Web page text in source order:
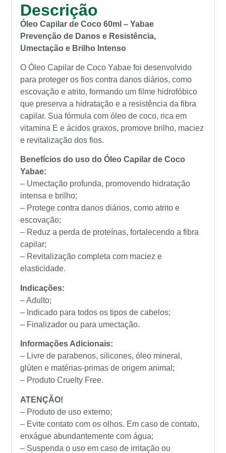
Descrição
Óleo Capilar de Coco 60ml – Yabae
Prevenção de Danos e Resistência,
Umectação e Brilho Intenso
O Óleo Capilar de Coco Yabae foi desenvolvido
para proteger os fios contra danos diários, como
escovação e atrito, formando um filme hidrofóbico
que preserva a hidratação e a resistência da fibra
capilar. Sua fórmula com óleo de coco, rica em
vitamina E e ácidos graxos, promove brilho, maciez
e revitalização dos fios.
Benefícios do uso do Óleo Capilar de Coco
Yabae:
– Umectação profunda, promovendo hidratação
intensa e brilho;
– Protege contra danos diários, como atrito e
escovação;
– Reduz a perda de proteínas, fortalecendo a fibra
capilar;
– Revitalização completa com maciez e
elasticidade.
Indicações:
– Adulto;
– Indicado para todos os tipos de cabelos;
– Finalizador ou para umectação.
Informações Adicionais:
– Livre de parabenos, silicones, óleo mineral,
glúten e matérias-primas de origem animal;
– Produto Cruelty Free.
ATENÇÃO!
– Produto de uso externo;
– Evite contato com os olhos. Em caso de contato,
enxágue abundantemente com água;
– Suspenda o uso em caso de irritação ou